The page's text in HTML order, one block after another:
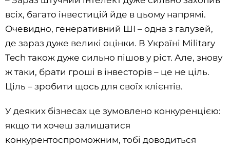
всіх, багато інвестицій йде в цьому напрямі.
Очевидно, генеративний ШI – одна з галузей,
де зараз дуже великі оцінки. В Україні Military
Tech також дуже сильно пішов у ріст. Але, знову
ж таки, брати гроші в інвесторів – це не ціль.
Ціль – зробити щось для своїх клієнтів.
У деяких бізнесах це зумовлено конкуренцією:
якщо ти хочеш залишатися
конкурентоспроможним, тобі доводиться